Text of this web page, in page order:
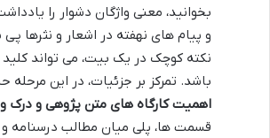
بخوانید، معنی واژگان دشوار را
و پیام های نهفته در اشعار و نثرها
نکته کوچک در یک بیت، می تواند
باشد. تمرکز بر جزئیات، در این مرحله
اهمیت کارگاه های متن پژوهی و درک
قسمت ها، پلی میان مطالب درسنامه